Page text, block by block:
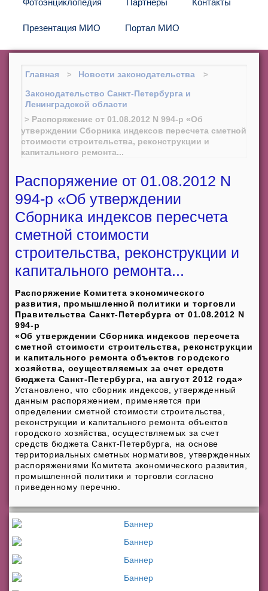
Фотоэнциклопедия Партнеры Контакты
Презентация МИО Портал МИО
Главная
Новости законодательства
Законодательство Санкт-Петербурга и
Ленинградской области
Распоряжение от 01.08.2012 N 994-р «Об
утверждении Сборника индексов пересчета сметной
стоимости строительства, реконструкции и
капитального ремонта...
Распоряжение от 01.08.2012 N
994-р «Об утверждении
Сборника индексов пересчета
сметной стоимости
строительства, реконструкции и
капитального ремонта...
Распоряжение Комитета экономического
развития, промышленной политики и торговли
Правительства Санкт-Петербурга от 01.08.2012 N
994-р
«Об утверждении Сборника индексов пересчета
сметной стоимости строительства, реконструкции
и капитального ремонта объектов городского
хозяйства, осуществляемых за счет средств
бюджета Санкт-Петербурга, на август 2012 года»
Установлено, что сборник индексов, утвержденный
данным распоряжением, применяется при
определении сметной стоимости строительства,
реконструкции и капитального ремонта объектов
городского хозяйства, осуществляемых за счет
средств бюджета Санкт-Петербурга, на основе
территориальных сметных нормативов, утвержденных
распоряжениями Комитета экономического развития,
промышленной политики и торговли согласно
приведенному перечню.